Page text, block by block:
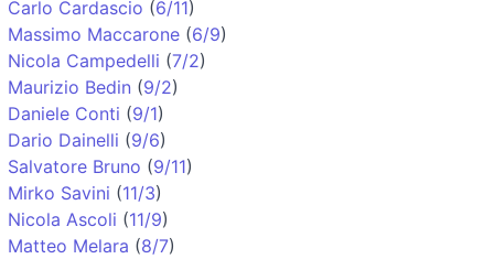
Carlo Cardascio (6/11)
Massimo Maccarone (6/9)
Nicola Campedelli (7/2)
Maurizio Bedin (9/2)
Daniele Conti (9/1)
Dario Dainelli (9/6)
Salvatore Bruno (9/11)
Mirko Savini (11/3)
Nicola Ascoli (11/9)
Matteo Melara (8/7)